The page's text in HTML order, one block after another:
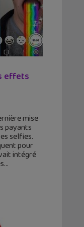
effets
mise
payants
selfies.
pour
intégré